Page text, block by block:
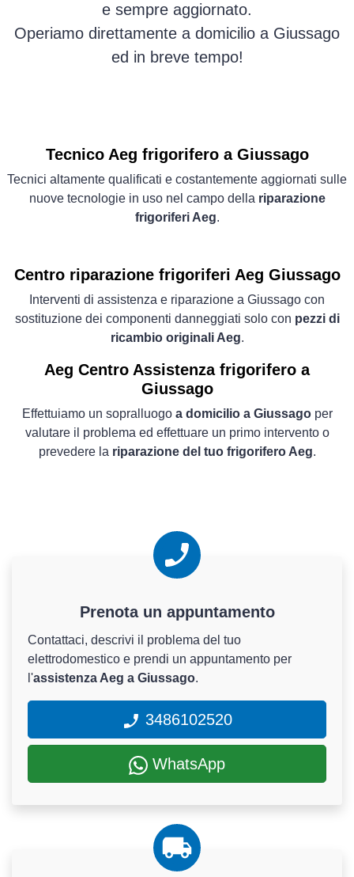
e sempre aggiornato.
Operiamo direttamente a domicilio a Giussago
ed in breve tempo!
Tecnico Aeg frigorifero a Giussago
Tecnici altamente qualificati e costantemente aggiornati sulle
nuove tecnologie in uso nel campo della riparazione
frigoriferi Aeg.
Centro riparazione frigoriferi Aeg Giussago
Interventi di assistenza e riparazione a Giussago con
sostituzione dei componenti danneggiati solo con pezzi di
ricambio originali Aeg.
Aeg Centro Assistenza frigorifero a
Giussago
Effettuiamo un sopralluogo a domicilio a Giussagoper
valutare il problema ed effettuare un primo intervento o
prevedere la riparazione del tuo frigorifero Aeg.
Prenota un appuntamento
Contattaci, descrivi il problema del tuo
elettrodomestico e prendi un appuntamento per
l'assistenza Aeg a Giussago.
3486102520
WhatsApp